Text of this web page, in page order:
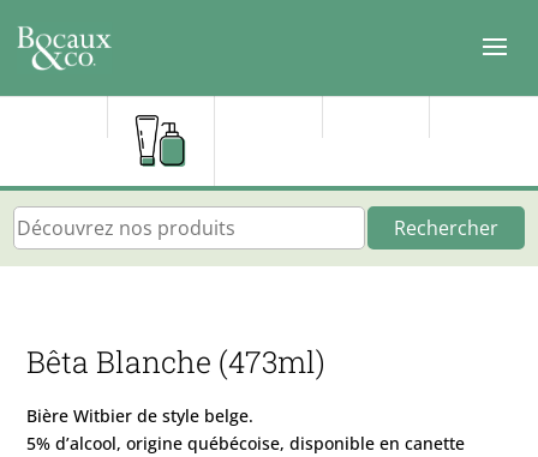
Rechercher
Bêta Blanche (473ml)
Bière Witbier de style belge.
5% d’alcool, origine québécoise, disponible en canette